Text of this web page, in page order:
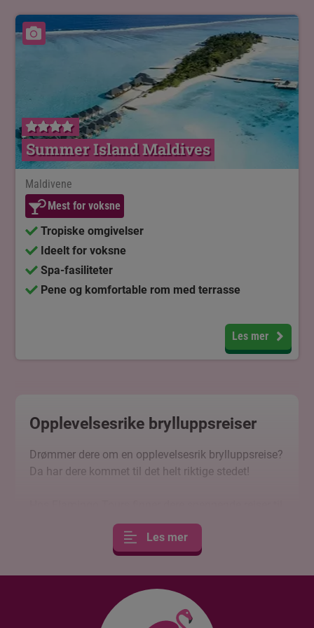
Se billeder
Summer Island Maldives
Maldivene
Mest for voksne
Tropiske omgivelser
Ideelt for voksne
Spa-fasiliteter
Pene og komfortable rom med terrasse
Les mer
Opplevelsesrike brylluppsreiser
Drømmer dere om en opplevelsesrik brylluppsreise?
Da har dere kommet til det helt riktige stedet!
en lang rekke eksotiske destinasjoner med
rik mulighet for både romantikk, avslapping og
spennende opplevelser.
På denne siden har vi fremhevet de reisene, som vi
syns er spesielt gode som brylluppsreise, men
dere er selvsagt også velkommen til å
Les mer